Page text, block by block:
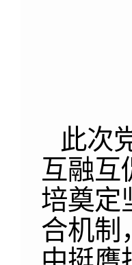
此次
互融互
培奠定
合机制